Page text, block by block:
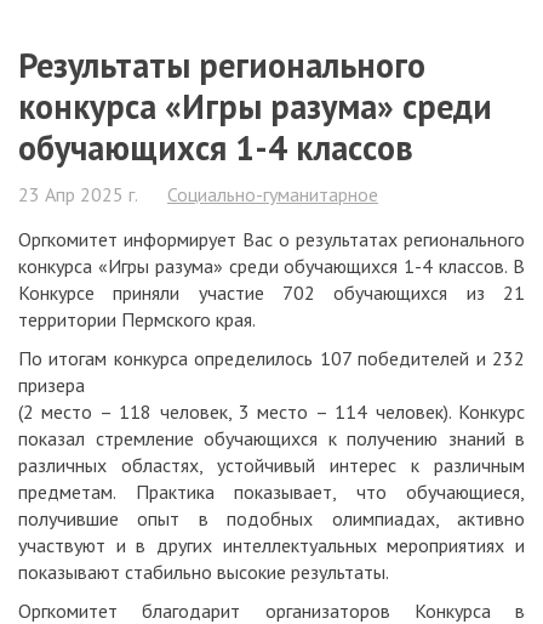
Результаты регионального
конкурса «Игры разума» среди
обучающихся 1-4 классов
23 Апр 2025 г.
Социально-гуманитарное
Оргкомитет информирует Вас о результатах регионального
конкурса «Игры разума» среди обучающихся 1-4 классов. В
Конкурсе приняли участие 702 обучающихся из 21
территории Пермского края.
По итогам конкурса определилось 107 победителей и 232
призера
(2 место – 118 человек, 3 место – 114 человек). Конкурс
показал стремление обучающихся к получению знаний в
различных областях, устойчивый интерес к различным
предметам. Практика показывает, что обучающиеся,
получившие опыт в подобных олимпиадах, активно
участвуют и в других интеллектуальных мероприятиях и
показывают стабильно высокие результаты.
Оргкомитет благодарит организаторов Конкурса в